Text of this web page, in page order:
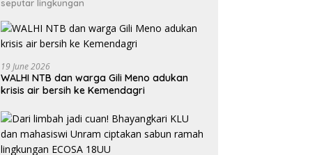
seputar lingkungan
19 June 2026
WALHI NTB dan warga Gili Meno adukan
krisis air bersih ke Kemendagri